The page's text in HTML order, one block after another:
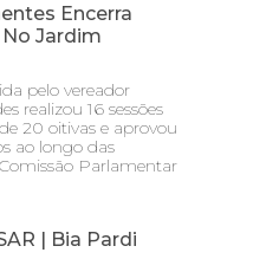
Encerra
Jardim
pelo vereador
realizou 16 sessões
20 oitivas e aprovou
ao longo das
Parlamentar
| Bia Pardi